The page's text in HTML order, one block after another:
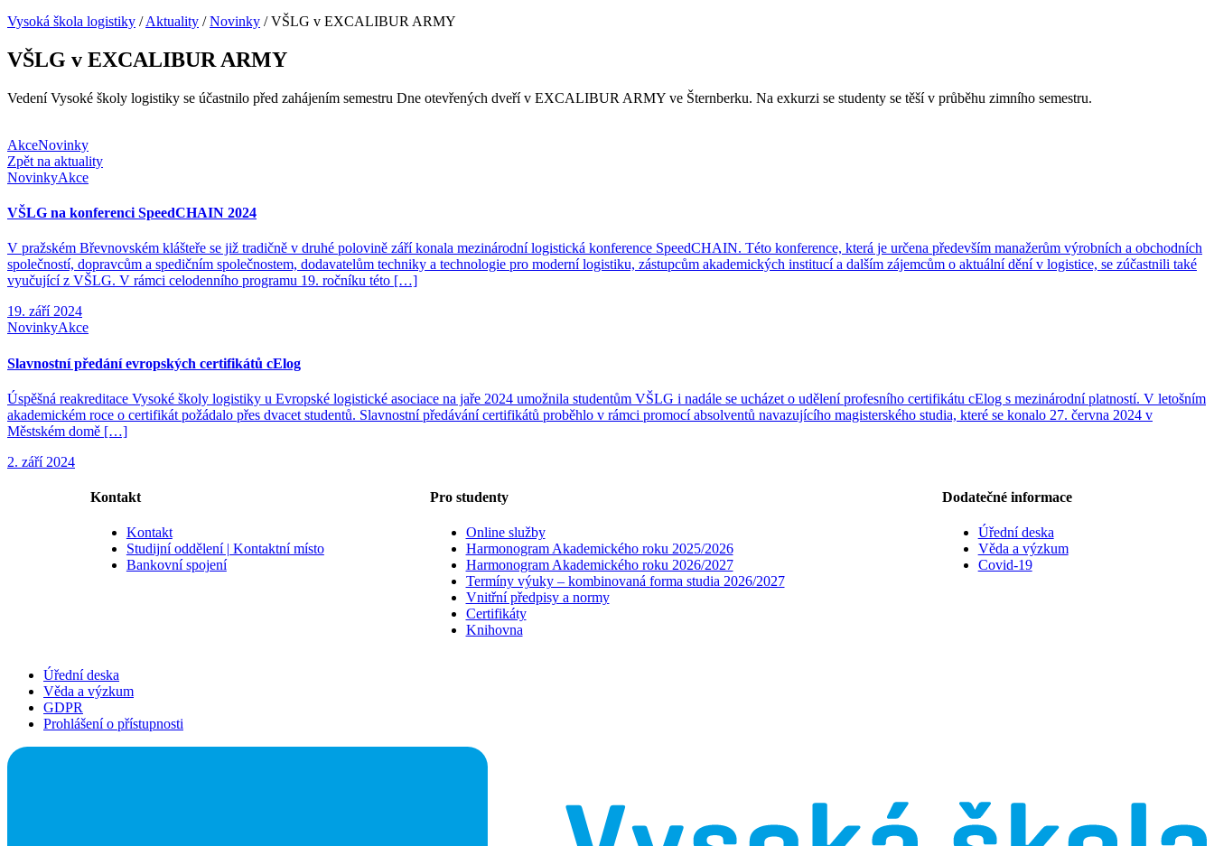
Vysoká škola logistiky /Aktuality /Novinky /VŠLG v EXCALIBUR ARMY
VŠLG v EXCALIBUR ARMY
Vedení Vysoké školy logistiky se účastnilo před zahájením semestru Dne otevřených dveří v EXCALIBUR ARMY ve Šternberku. Na exkurzi se studenty se těší v průběhu zimního semestru.
AkceNovinky
Zpět na aktuality
NovinkyAkce
VŠLG na konferenci SpeedCHAIN 2024
V pražském Břevnovském klášteře se již tradičně v druhé polovině září konala mezinárodní logistická konference SpeedCHAIN. Této konference, která je určena především manažerům výrobních a obchodních
společností, dopravcům a spedičním společnostem, dodavatelům techniky a technologie pro moderní logistiku, zástupcům akademických institucí a dalším zájemcům o aktuální dění v logistice, se zúčastnili také
vyučující z VŠLG. V rámci celodenního programu 19. ročníku této […]
19. září 2024
NovinkyAkce
Slavnostní předání evropských certifikátů cElog
Úspěšná reakreditace Vysoké školy logistiky u Evropské logistické asociace na jaře 2024 umožnila studentům VŠLG i nadále se ucházet o udělení profesního certifikátu cElog s mezinárodní platností. V letošním
akademickém roce o certifikát požádalo přes dvacet studentů. Slavnostní předávání certifikátů proběhlo v rámci promocí absolventů navazujícího magisterského studia, které se konalo 27. června 2024 v
Městském domě […]
2. září 2024
Kontakt
Kontakt
Studijní oddělení | Kontaktní místo
Bankovní spojení
Pro studenty
Online služby
Harmonogram Akademického roku 2025/2026
Harmonogram Akademického roku 2026/2027
Termíny výuky – kombinovaná forma studia 2026/2027
Vnitřní předpisy a normy
Certifikáty
Knihovna
Dodatečné informace
Úřední deska
Věda a výzkum
Covid-19
Úřední deska
Věda a výzkum
GDPR
Prohlášení o přístupnosti